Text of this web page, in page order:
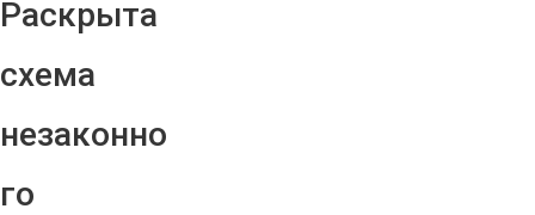
Раскрыта
схема
незаконно
го